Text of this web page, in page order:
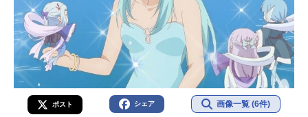
ポスト シェア 画像一覧 (6件)